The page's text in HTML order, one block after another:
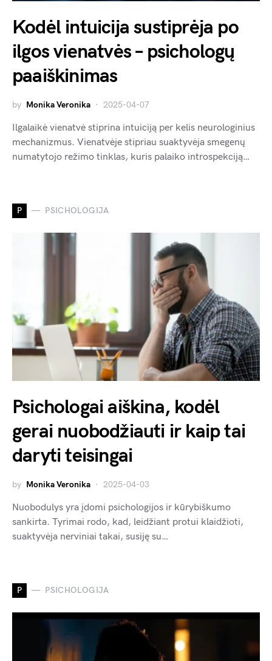
Kodėl intuicija sustiprėja po
ilgos vienatvės – psichologų
paaiškinimas
by Monika Veronika 2025-04-07
Ilgalaikė vienatvė stiprina intuiciją per kelis neurologinius
mechanizmus. Vienatvėje stipriau suaktyvėja smegenų
numatytojo režimo tinklas, kuris palaiko introspekciją…
P PSICHOLOGIJA
Psichologai aiškina, kodėl
gerai nuobodžiauti ir kaip tai
daryti teisingai
by Monika Veronika 2025-04-03
Nuobodulys yra įdomi psichologijos ir kūrybiškumo
sankirta. Tyrimai rodo, kad, leidžiant protui klaidžioti,
suaktyvėja nerviniai takai, susiję su…
P PSICHOLOGIJA